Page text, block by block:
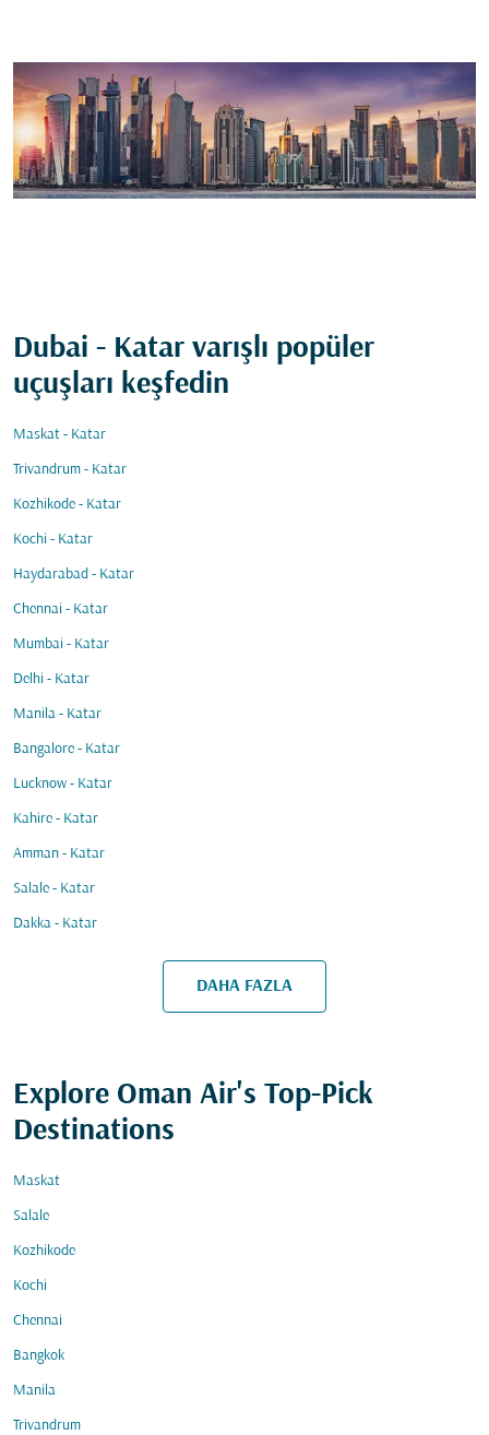
Dubai - Katar varışlı popüler
uçuşları keşfedin
Maskat - Katar
Trivandrum - Katar
Kozhikode - Katar
Kochi - Katar
Haydarabad - Katar
Chennai - Katar
Mumbai - Katar
Delhi - Katar
Manila - Katar
Bangalore - Katar
Lucknow - Katar
Kahire - Katar
Amman - Katar
Salale - Katar
Dakka - Katar
DAHA FAZLA
Explore Oman Air's Top-Pick
Destinations
Maskat
Salale
Kozhikode
Kochi
Chennai
Bangkok
Manila
Trivandrum